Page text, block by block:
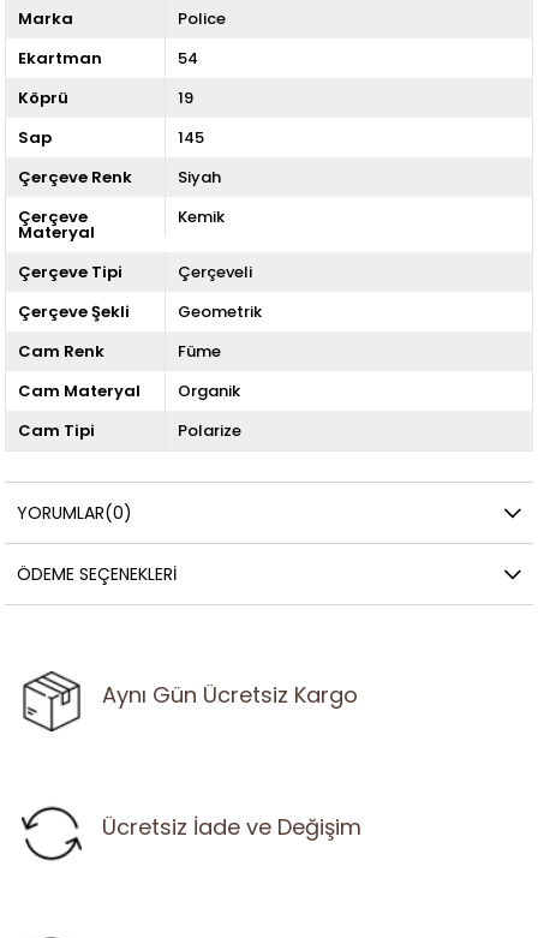
Marka
Police
Ekartman
54
Köprü
19
Sap
145
Çerçeve Renk
Siyah
Çerçeve
Materyal
Kemik
Çerçeve Tipi
Çerçeveli
Çerçeve Şekli
Geometrik
Cam Renk
Füme
Cam Materyal
Organik
Cam Tipi
Polarize
YORUMLAR(0)
ÖDEME SEÇENEKLERI
Aynı Gün Ücretsiz Kargo
Ücretsiz İade ve Değişim